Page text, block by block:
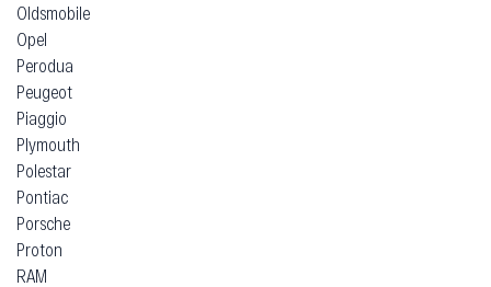
Oldsmobile
Opel
Perodua
Peugeot
Piaggio
Plymouth
Polestar
Pontiac
Porsche
Proton
RAM